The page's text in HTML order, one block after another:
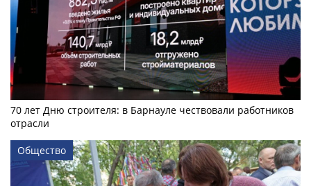
70 лет Дню строителя: в Барнауле чествовали работников
отрасли
Общество